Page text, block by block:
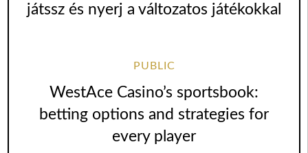
játssz és nyerj a változatos játékokkal
PUBLIC
WestAce Casino’s sportsbook:
betting options and strategies for
every player